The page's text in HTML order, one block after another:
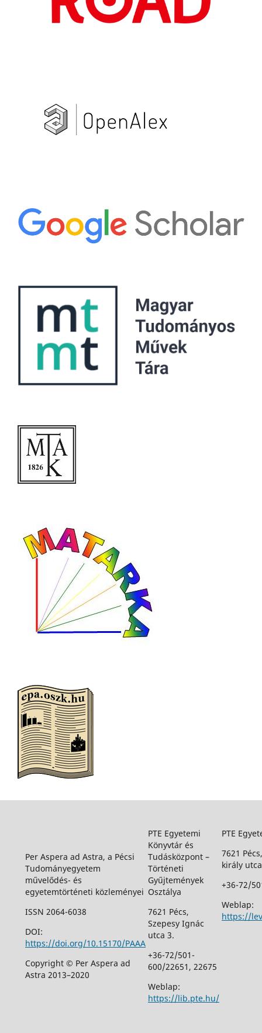
Per Aspera ad Astra, a Pécsi
Tudományegyetem
művelődés- és
egyetemtörténeti közleményei
ISSN 2064-6038
DOI:
https://doi.org/10.15170/PAAA
Copyright © Per Aspera ad
Astra 2013–2020
PTE Egyetemi
Könyvtár és
Tudásközpont –
Történeti
Gyűjtemények
Osztálya
7621 Pécs,
Szepesy Ignác
utca 3.
+36-72/501-
600/22651, 22675
Weblap:
https://lib.pte.hu/
PTE
7621
király
+36-72/
Weblap:
https://